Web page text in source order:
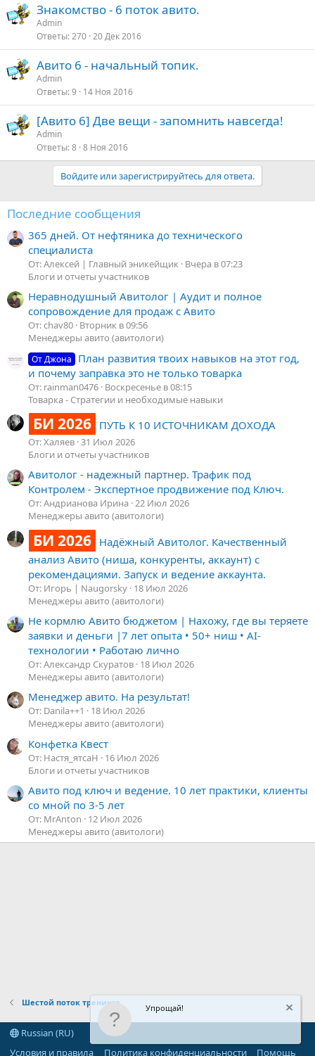
Знакомство - 6 поток авито.
Admin
Ответы 270 20 Дек 2016
Авито 6 - начальный топик.
Admin
Ответы 9 14 Ноя 2016
[Авито 6] Две вещи - запомнить навсегда!
Admin
Ответы 8 8 Ноя 2016
Войдите или зарегистрируйтесь для ответа.
Последние сообщения
365 дней. От нефтяника до технического
специалиста
От: Алексей | Главный эникейщик Вчера в 07:23
Блоги и отчеты участников
Неравнодушный Авитолог | Аудит и полное
сопровождение для продаж с Авито
От: chav80 Вторник в 09:56
Менеджеры авито (авитологи)
От Джона
План развития твоих навыков на этот год,
и почему заправка это не только товарка
От: rainman0476 Воскресенье в 08:15
Товарка - Стратегии и необходимые навыки
БИ 2026 ПУТЬ К 10 ИСТОЧНИКАМ ДОХОДА
От: Халяев 31 Июл 2026
Блоги и отчеты участников
Авитолог - надежный партнер. Трафик под
Контролем - Экспертное продвижение под Ключ.
От: Андрианова Ирина 22 Июл 2026
Менеджеры авито (авитологи)
БИ 2026 Надёжный Авитолог. Качественный
анализ Авито (ниша, конкуренты, аккаунт) с
рекомендациями. Запуск и ведение аккаунта.
От: Игорь | Naugorsky 18 Июл 2026
Менеджеры авито (авитологи)
Не кормлю Авито бюджетом | Нахожу, где вы теряете
заявки и деньги |7 лет опыта • 50+ ниш • AI-
технологии • Работаю лично
От: Александр Скуратов 18 Июл 2026
Менеджеры авито (авитологи)
Менеджер авито. На результат!
От: Danila++1
18 Июл 2026
Менеджеры авито (авитологи)
Конфетка Квест
От: Настя_ятсаН
16 Июл 2026
Блоги и отчеты участников
Авито под ключ и ведение. 10 лет практики, клиенты
со мной по 3-5 лет
От: MrAnton
12 Июл 2026
Менеджеры авито (авитологи)
Шестой поток тренинга.
Russian (RU)
Условия и правила
Политика конфиденциальности Помощь
Упрощай!